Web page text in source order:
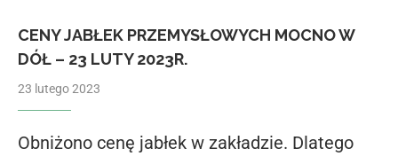
CENY JABŁEK PRZEMYSŁOWYCH MOCNO W
DÓŁ – 23 LUTY 2023R.
23 lutego 2023
Obniżono cenę jabłek w zakładzie. Dlatego